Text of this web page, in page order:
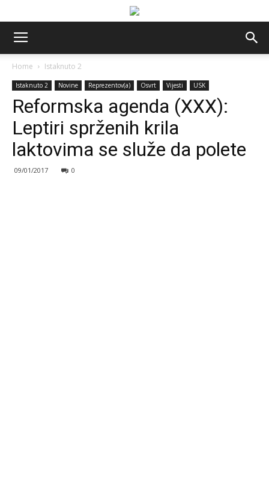
Home Istaknuto 2
Istaknuto 2 Novine Reprezentov(a) Osvrt Vijesti USK
Reformska agenda (XXX):
Leptiri sprženih krila
laktovima se služe da polete
09/01/2017 0